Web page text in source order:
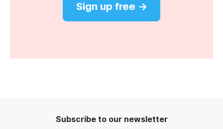
Sign up free →
Subscribe to our newsletter